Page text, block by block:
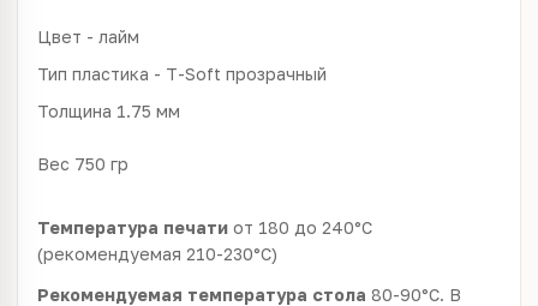
Цвет - лайм
Тип пластика - T-Soft прозрачный
Толщина 1.75 мм
Вес 750 гр
Температура печати от 180 до 240°C
(рекомендуемая 210-230°С)
Рекомендуемая температура стола 80-90°С. В